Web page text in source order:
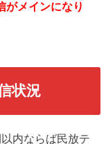
がメインになり
状況
内ならば民放テ